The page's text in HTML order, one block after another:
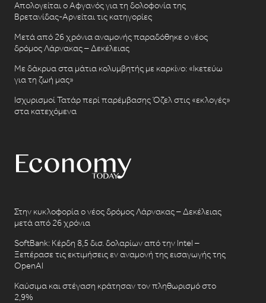
Απολογείται ο Αφγανός για τη δολοφονία της
Βρετανίδας-Αρνείται τις κατηγορίες
Μετά από 26 χρόνια αναμονής παραδόθηκε ο νέος
δρόμος Λάρνακας – Δεκέλειας
Με δάκρυα στα μάτια κολυμβητής με καρκίνο: «Ικετεύω
για τη ζωή μας»
Ισχυρισμοί Τατάρ περί παρέμβασης Όζελ στις «εκλογές»
στα κατεχόμενα
Στην κυκλοφορία ο νέος δρόμος Λάρνακας – Δεκέλειας
μετά από 26 χρόνια
SoftBank: Κέρδη 8,5 δισ. δολαρίων από την Intel –
Ξεπέρασε τις εκτιμήσεις εν αναμονή της εισαγωγής της
OpenAI
Καύσιμα και στέγαση κράτησαν τον πληθωρισμό στο
2,9%